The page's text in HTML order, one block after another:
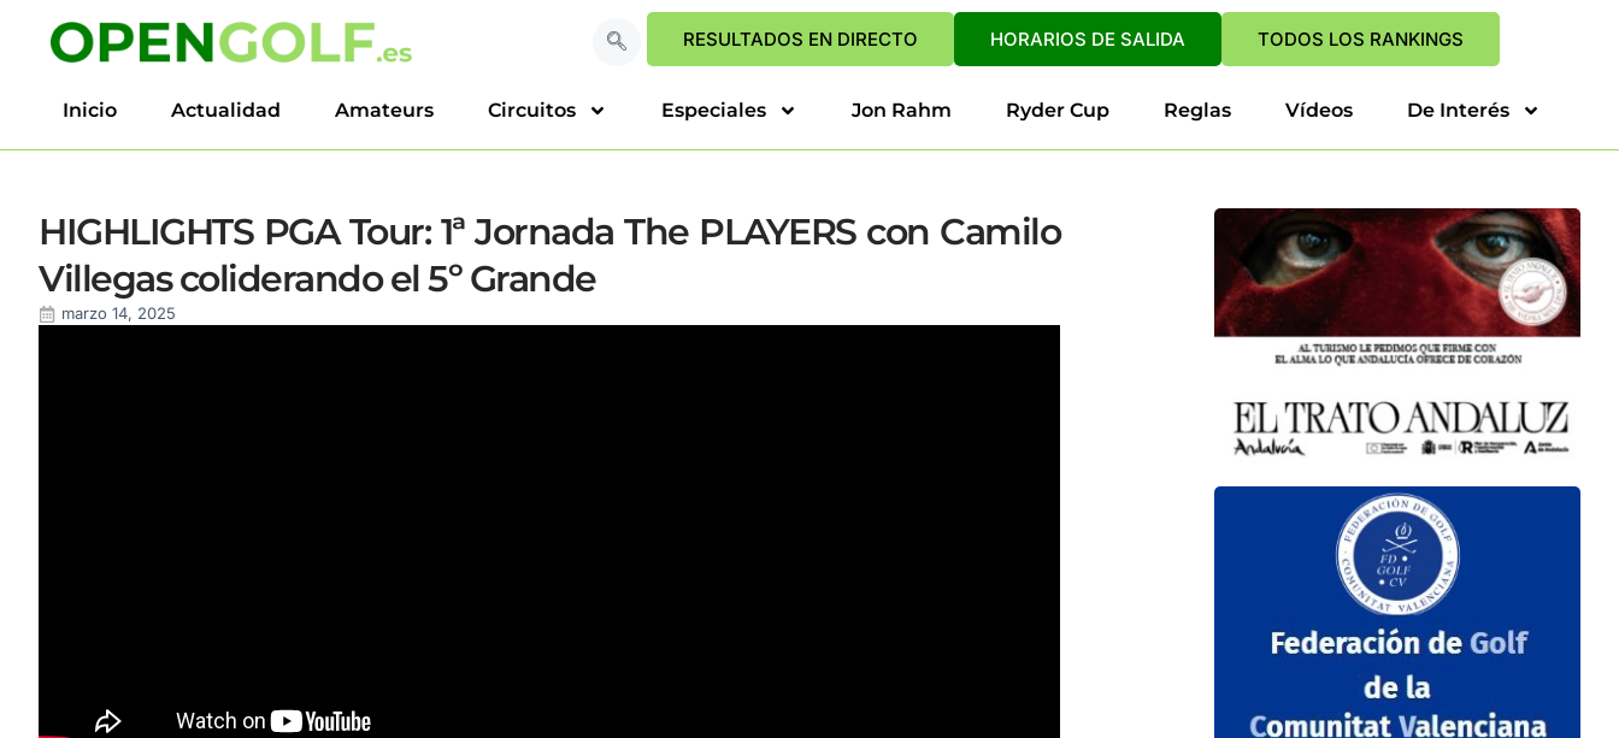
RESULTADOS EN DIRECTO HORARIOS DE SALIDA TODOS LOS RANKINGS
Inicio Actualidad Amateurs Circuitos Especiales Jon Rahm Ryder Cup Reglas Vídeos De Interés
HIGHLIGHTS PGA Tour: 1ª Jornada The PLAYERS con Camilo
Villegas coliderando el 5º Grande
marzo 14, 2025